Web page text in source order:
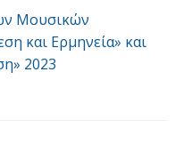
Μουσικών
και Ερμηνεία» και
2023